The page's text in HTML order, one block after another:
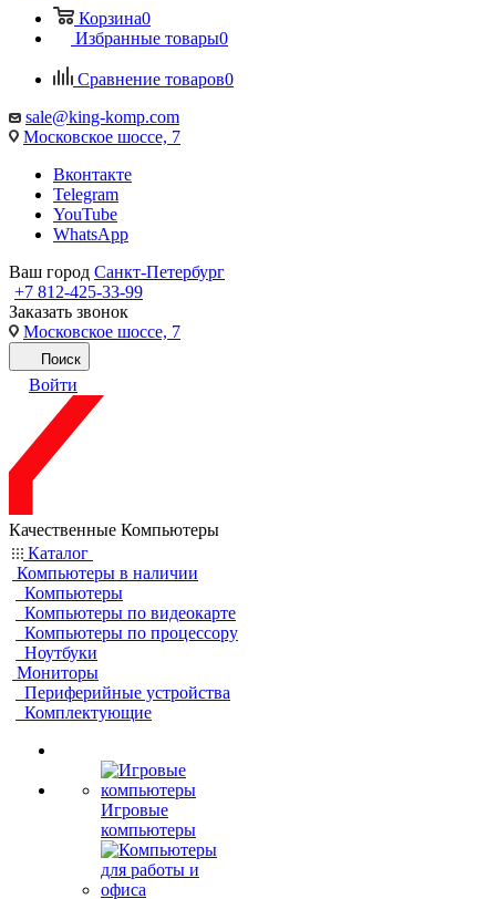
Корзина0
Избранные товары0
Сравнение товаров0
sale@king-komp.com
Московское шоссе, 7
Вконтакте
Telegram
YouTube
WhatsApp
Ваш город Санкт-Петербург
+7 812-425-33-99
Заказать звонок
Московское шоссе, 7
Поиск
Войти
Качественные Компьютеры
Каталог
Компьютеры в наличии
Компьютеры
Компьютеры по видеокарте
Компьютеры по процессору
Ноутбуки
Мониторы
Периферийные устройства
Комплектующие
Игровые
компьютеры